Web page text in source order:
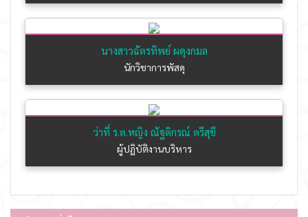
นางสาวฉัตรทิพย์ ผดุงกมล
นักวิชาการพัสดุ
ว่าที่ ร.ต.หญิง ณัฐติกรณ์ ตรีสุขี
ผู้ปฏิบัติงานบริหาร